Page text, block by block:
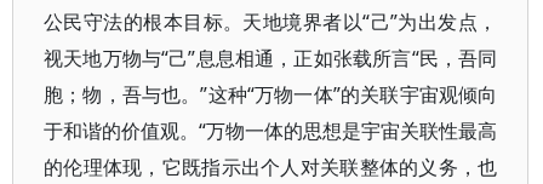
公民守法的根本目标。天地境界者以“己”为出发点，
视天地万物与“己”息息相通，正如张载所言“民，吾同
胞；物，吾与也。”这种“万物一体”的关联宇宙观倾向
于和谐的价值观。“万物一体的思想是宇宙关联性最高
的伦理体现，它既指示出个人对关联整体的义务，也